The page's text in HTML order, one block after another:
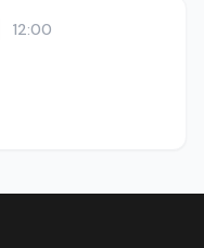
12:00